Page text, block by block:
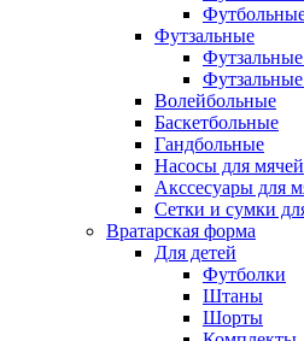
Футзальные
Волейбольные
Баскетбольные
Гандбольные
Насосы для мячей
Акссесуары для
Сетки и сумки
Вратарская форма
Для детей
Футболки
Штаны
Шорты